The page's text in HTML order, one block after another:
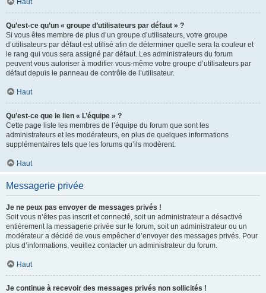
Haut
Qu’est-ce qu’un « groupe d’utilisateurs par défaut » ?
Si vous êtes membre de plus d’un groupe d’utilisateurs, votre groupe
d’utilisateurs par défaut est utilisé afin de déterminer quelle sera la couleur et
le rang qui vous sera assigné par défaut. Les administrateurs du forum
peuvent vous autoriser à modifier vous-même votre groupe d’utilisateurs par
défaut depuis le panneau de contrôle de l’utilisateur.
Haut
Qu’est-ce que le lien « L’équipe » ?
Cette page liste les membres de l’équipe du forum que sont les
administrateurs et les modérateurs, en plus de quelques informations
supplémentaires tels que les forums qu’ils modèrent.
Haut
Messagerie privée
Je ne peux pas envoyer de messages privés !
Soit vous n’êtes pas inscrit et connecté, soit un administrateur a désactivé
entièrement la messagerie privée sur le forum, soit un administrateur ou un
modérateur a décidé de vous empêcher d’envoyer des messages privés. Pour
plus d’informations, veuillez contacter un administrateur du forum.
Haut
Je continue à recevoir des messages privés non sollicités !